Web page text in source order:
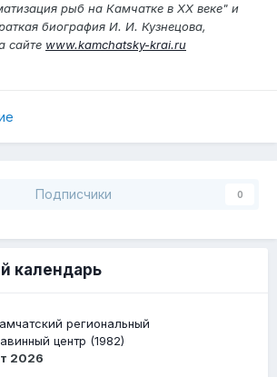
рыб на Камчатке в XX веке" и
биография И. И. Кузнецова,
сайте www.kamchatsky-krai.ru
Подписчики 0
календарь
региональный
центр (1982)
2026